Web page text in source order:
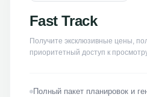
Fast Track
Получите эксклюзивные цены,
приоритетный доступ к
Полный пакет планировок и